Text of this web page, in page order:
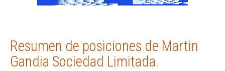
Resumen de posiciones de Martin
Gandia Sociedad Limitada.